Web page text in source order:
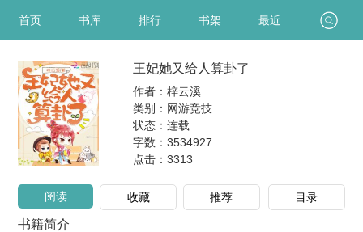
首页 书库 排行 书架 最近
王妃她又给人算卦了
作者：梓云溪
类别：网游竞技
状态：连载
字数：3534927
点击： 3313
阅读 收藏 推荐 目录
书籍简介